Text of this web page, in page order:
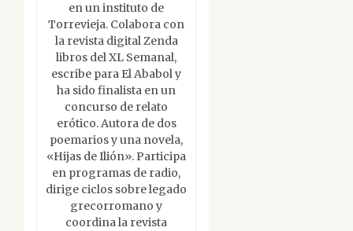
en un instituto de
Torrevieja. Colabora con
la revista digital Zenda
libros del XL Semanal,
escribe para El Ababol y
ha sido finalista en un
concurso de relato
erótico. Autora de dos
poemarios y una novela,
«Hijas de Ilión». Participa
en programas de radio,
dirige ciclos sobre legado
grecorromano y
coordina la revista